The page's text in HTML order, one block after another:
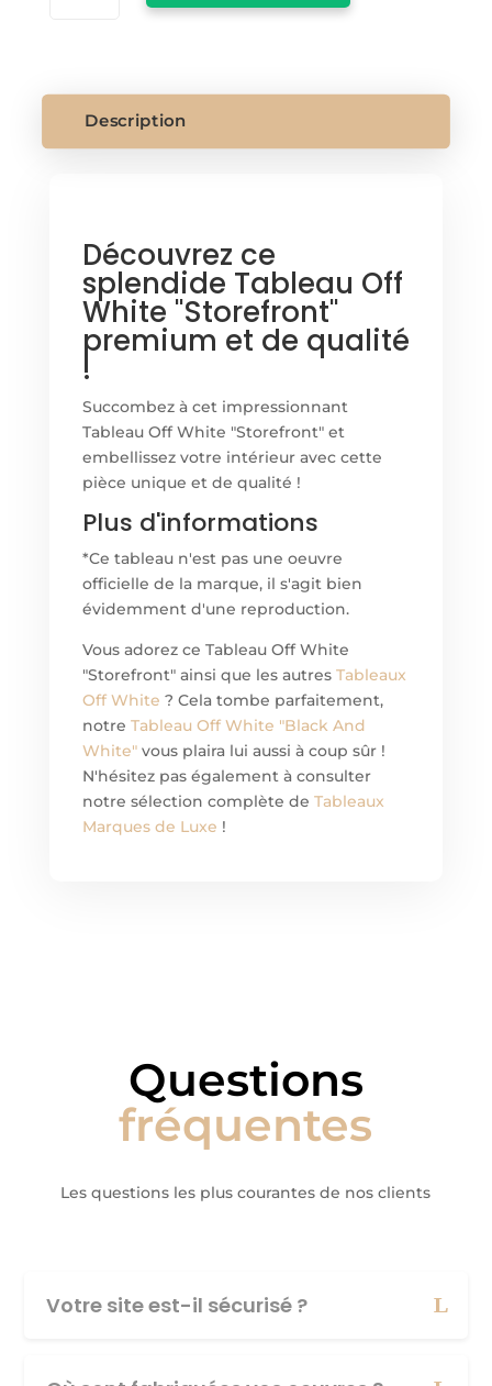
Description
Découvrez ce
splendide Tableau Off
White "Storefront"
premium et de qualité
!
Succombez à cet impressionnant
Tableau Off White "Storefront" et
embellissez votre intérieur avec cette
pièce unique et de qualité !
Plus d'informations
*Ce tableau n'est pas une oeuvre
officielle de la marque, il s'agit bien
évidemment d'une reproduction.
Vous adorez ce Tableau Off White
"Storefront" ainsi que les autres Tableaux
Off White ? Cela tombe parfaitement,
notre Tableau Off White "Black And
White"vous plaira lui aussi à coup sûr !
N'hésitez pas également à consulter
notre sélection complète de Tableaux
Marques de Luxe !
Questions
fréquentes
Les questions les plus courantes de nos clients
Votre site est-il sécurisé ?